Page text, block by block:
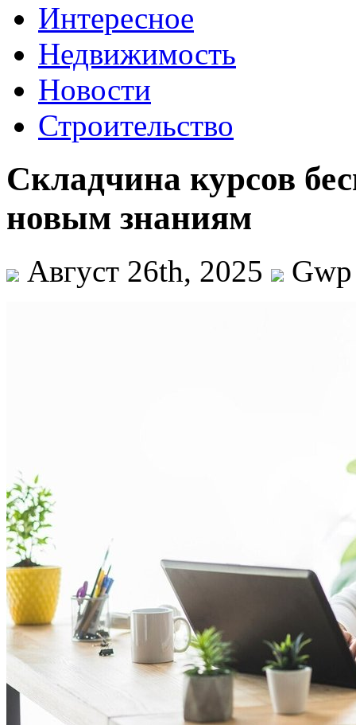
Интересное
Недвижимость
Новости
Строительство
Складчина курсов
новым знаниям
Август 26th, 2025 Gwp